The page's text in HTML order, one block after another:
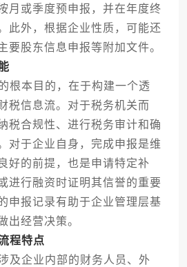
月或季度预申报，并在年度终
此外，根据企业性质，可能还
要股东信息申报等附加文件。
本目的，在于构建一个透
税信息流。对于税务机关而
税合规性、进行税务审计和确
对于企业自身，完成申报是维
好的前提，也是申请特定补
进行融资时证明其信誉的重要
申报记录有助于企业管理层基
出经营决策。
程特点
企业内部的财务人员、外